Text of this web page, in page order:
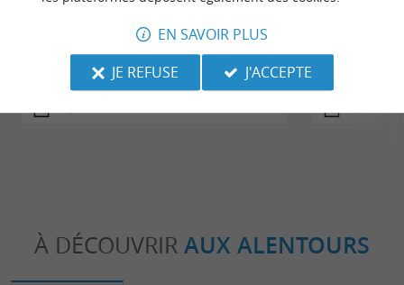
A Vieux-Boucau, sentier découverte
La Palombière
A Vieux-
À DÉCOUVRIR AUX ALENTOURS
EN SAVOIR PLUS
JE REFUSE
J'ACCEPTE